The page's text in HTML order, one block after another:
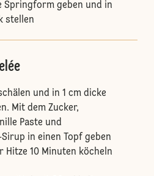
Springform geben und in
stellen
und in 1 cm dicke
Mit dem Zucker,
Paste und
in einen Topf geben
Hitze 10 Minuten köcheln